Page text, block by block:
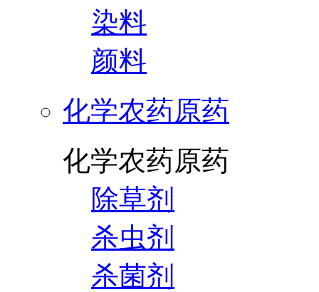
染料
颜料
化学农药原药
化学农药原药
除草剂
杀虫剂
杀菌剂